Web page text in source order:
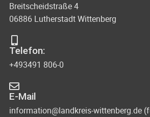
Breitscheidstraße 4
06886 Lutherstadt Wittenberg
Telefon:
+493491 806-0
E-Mail
information@landkreis-wittenberg.de